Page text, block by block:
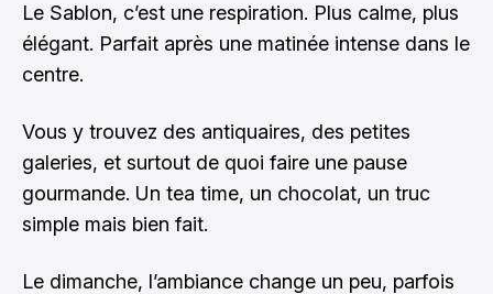
Le Sablon, c’est une respiration. Plus calme, plus
élégant. Parfait après une matinée intense dans le
centre.
Vous y trouvez des antiquaires, des petites
galeries, et surtout de quoi faire une pause
gourmande. Un tea time, un chocolat, un truc
simple mais bien fait.
Le dimanche, l’ambiance change un peu, parfois